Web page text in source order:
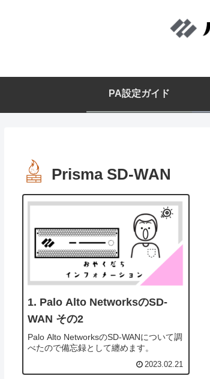
PA設定ガイド
Prisma SD-WAN
Palo Alto NetworksのSD-
WAN その2
Palo Alto NetworksのSD-WANについて調
べたので備忘録として纏めます。
2023.02.21